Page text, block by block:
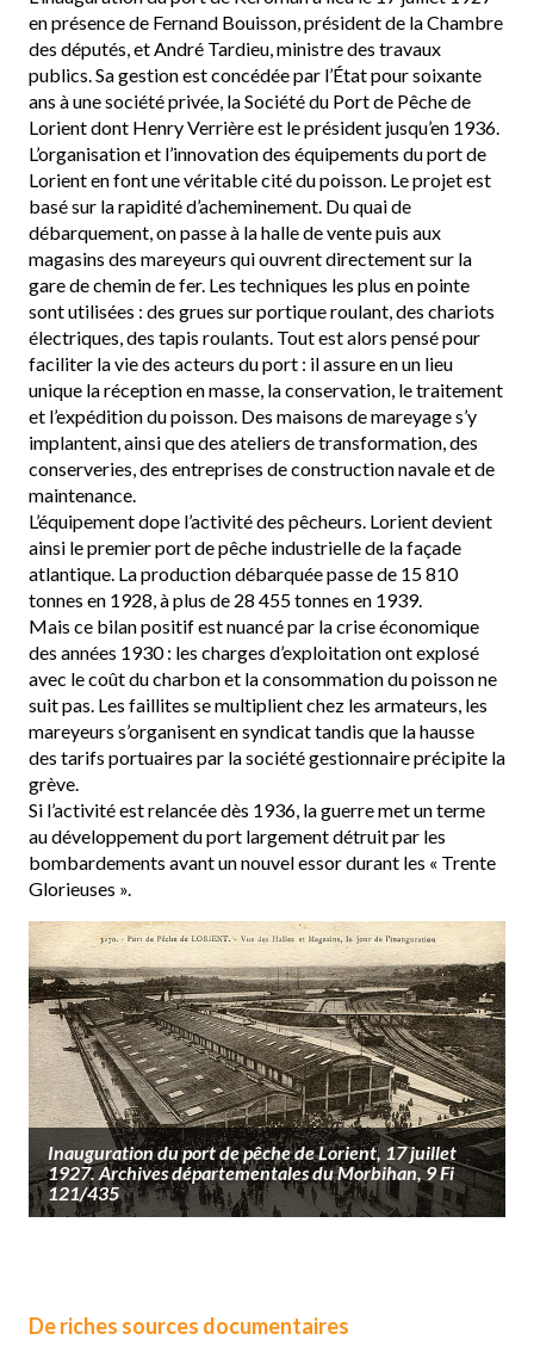
en présence de Fernand Bouisson, président de la Chambre
des députés, et André Tardieu, ministre des travaux
publics. Sa gestion est concédée par l’État pour soixante
ans à une société privée, la Société du Port de Pêche de
Lorient dont Henry Verrière est le président jusqu’en 1936.
L’organisation et l’innovation des équipements du port de
Lorient en font une véritable cité du poisson. Le projet est
basé sur la rapidité d’acheminement. Du quai de
débarquement, on passe à la halle de vente puis aux
magasins des mareyeurs qui ouvrent directement sur la
gare de chemin de fer. Les techniques les plus en pointe
sont utilisées : des grues sur portique roulant, des chariots
électriques, des tapis roulants. Tout est alors pensé pour
faciliter la vie des acteurs du port : il assure en un lieu
unique la réception en masse, la conservation, le traitement
et l’expédition du poisson. Des maisons de mareyage s’y
implantent, ainsi que des ateliers de transformation, des
conserveries, des entreprises de construction navale et de
maintenance.
L’équipement dope l’activité des pêcheurs. Lorient devient
ainsi le premier port de pêche industrielle de la façade
atlantique. La production débarquée passe de 15 810
tonnes en 1928, à plus de 28 455 tonnes en 1939.
Mais ce bilan positif est nuancé par la crise économique
des années 1930 : les charges d’exploitation ont explosé
avec le coût du charbon et la consommation du poisson ne
suit pas. Les faillites se multiplient chez les armateurs, les
mareyeurs s’organisent en syndicat tandis que la hausse
des tarifs portuaires par la société gestionnaire précipite la
grève.
Si l’activité est relancée dès 1936, la guerre met un terme
au développement du port largement détruit par les
bombardements avant un nouvel essor durant les « Trente
Glorieuses ».
Inauguration du port de pêche de Lorient, 17 juillet
1927. Archives départementales du Morbihan, 9 Fi
121/435
De riches sources documentaires